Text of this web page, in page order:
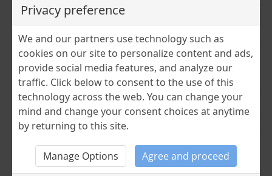
În pași de tur cultural – de la București la Bobohalma
(no title)
Cloud Dancer – culoarea anului Pantone 2026
July 2026
May 2026
April 2026
January 2026
December 2025
Privacy preference
We and our partners use technology such as
cookies on our site to personalize content and ads,
provide social media features, and analyze our
traffic. Click below to consent to the use of this
technology across the web. You can change your
mind and change your consent choices at anytime
by returning to this site.
Manage Options Agree and proceed